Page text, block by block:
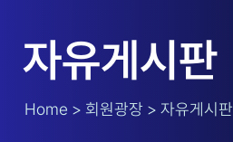
자유게시판
Home > 회원광장 > 자유게시판